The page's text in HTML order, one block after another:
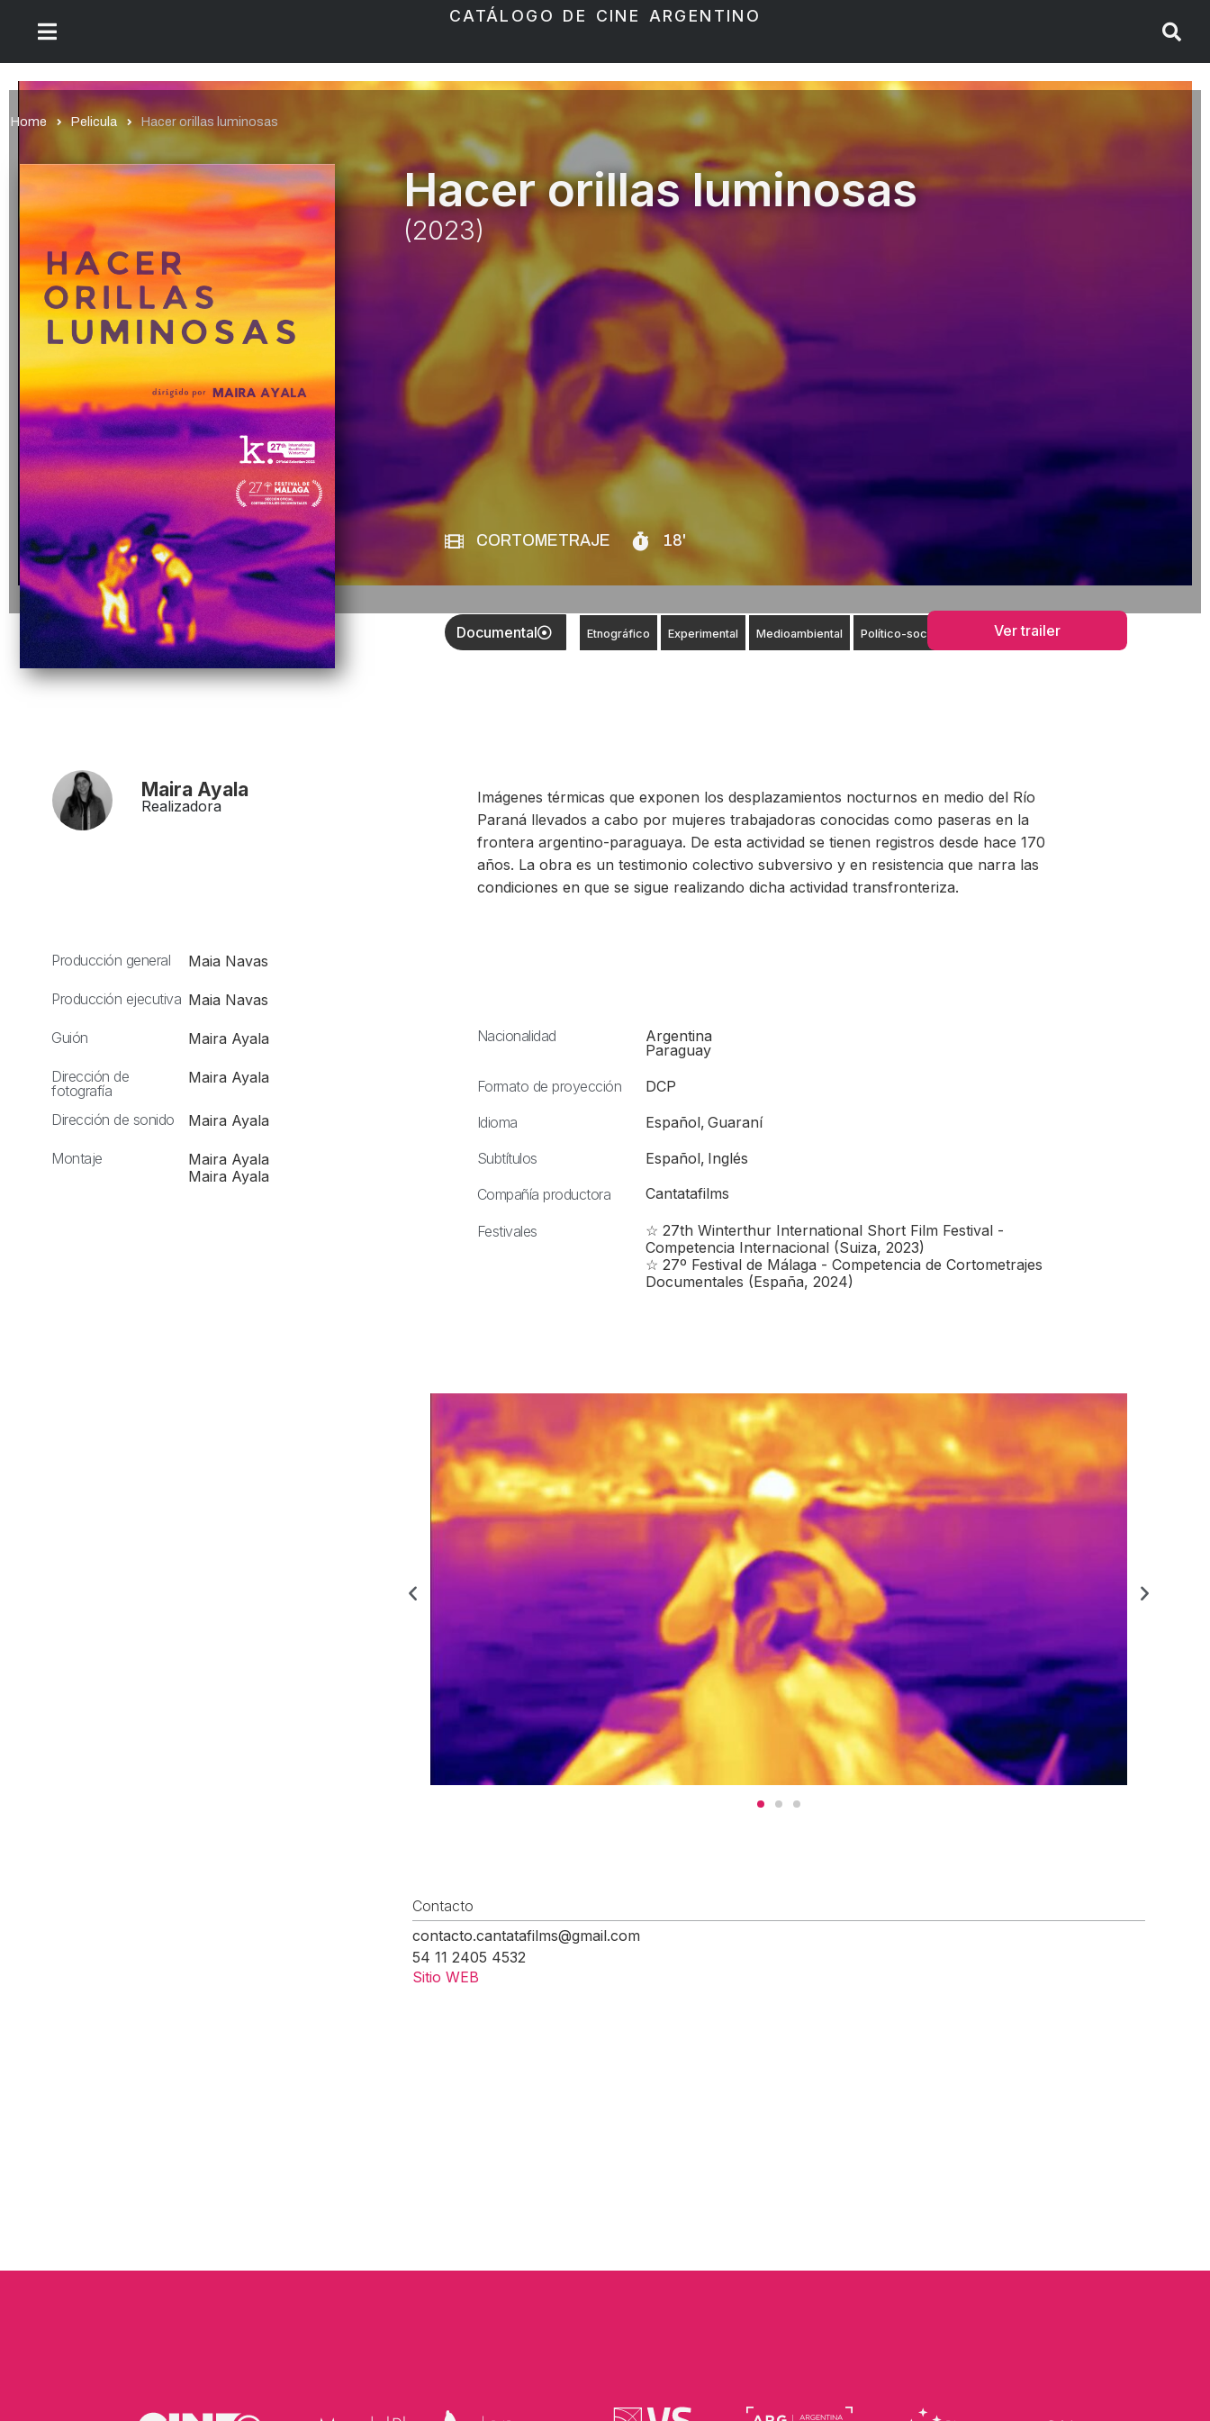
CATÁLOGO DE CINE ARGENTINO
Home Pelicula Hacer orillas luminosas
Hacer orillas luminosas
(2023)
CORTOMETRAJE 18'
Documental Etnográfico Experimental Medioambiental Político-social Ver trailer
Maira Ayala
Realizadora
Producción general Maia Navas
Producción ejecutiva Maia Navas
Guión Maira Ayala
Dirección de
fotografía
Maira Ayala
Dirección de sonido Maira Ayala
Montaje
Maira Ayala
Maira Ayala
Imágenes térmicas que exponen los desplazamientos nocturnos en medio del Río
Paraná llevados a cabo por mujeres trabajadoras conocidas como paseras en la
frontera argentino-paraguaya. De esta actividad se tienen registros desde hace 170
años. La obra es un testimonio colectivo subversivo y en resistencia que narra las
condiciones en que se sigue realizando dicha actividad transfronteriza.
Nacionalidad
Argentina
Paraguay
Formato de proyección
DCP
Idioma
Español, Guaraní
Subtítulos
Español, Inglés
Compañía productora
Cantatafilms
Festivales
☆ 27th Winterthur International Short Film Festival -
Competencia Internacional (Suiza, 2023)
☆ 27º Festival de Málaga - Competencia de Cortometrajes
Documentales (España, 2024)
Contacto
contacto.cantatafilms@gmail.com
54 11 2405 4532
Sitio WEB